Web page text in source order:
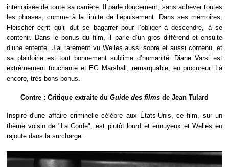
intériorisée de toute sa carrière. Il parle doucement, sans achever toutes
les phrases, comme à la limite de l’épuisement. Dans ses mémoires,
Fleischer écrit qu’il dut se bagarrer pour l’obliger à descendre, à se
contenir. Dans le bonus du film, il parle d’un gros différend et ensuite
d’une entente. J’ai rarement vu Welles aussi sobre et aussi contenu, et
sa plaidoirie est tout bonnement sublime d’humanité. Diane Varsi est
extrêmement touchante et EG Marshall, remarquable, en procureur. Là
encore, très bons bonus.
Contre : Critique extraite du Guide des films de Jean Tulard
Inspiré d'une affaire criminelle célèbre aux États-Unis, ce film, sur un
thème voisin de " La Corde", est plutôt lourd et ennuyeux et Welles en
rajoute dans la surcharge.